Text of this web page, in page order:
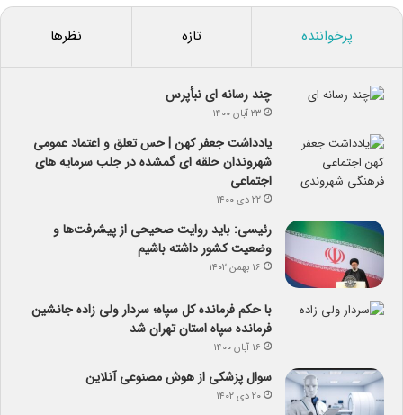
پرخواننده تازه نظرها
چند رسانه ای نبأپرس
۲۳ آبان ۱۴۰۰
یادداشت جعفر کهن | حس تعلق و اعتماد عمومی
شهروندان حلقه ای گمشده در جلب سرمایه های
اجتماعی
۲۲ دی ۱۴۰۰
رئیسی: باید روایت صحیحی از پیشرفت‌ها و
وضعیت کشور داشته باشیم
۱۶ بهمن ۱۴۰۲
با حکم فرمانده کل سپاه؛ سردار ولی زاده جانشین
فرمانده سپاه استان تهران شد
۱۶ آبان ۱۴۰۰
سوال پزشکی از هوش مصنوعی آنلاین
۲۰ دی ۱۴۰۲